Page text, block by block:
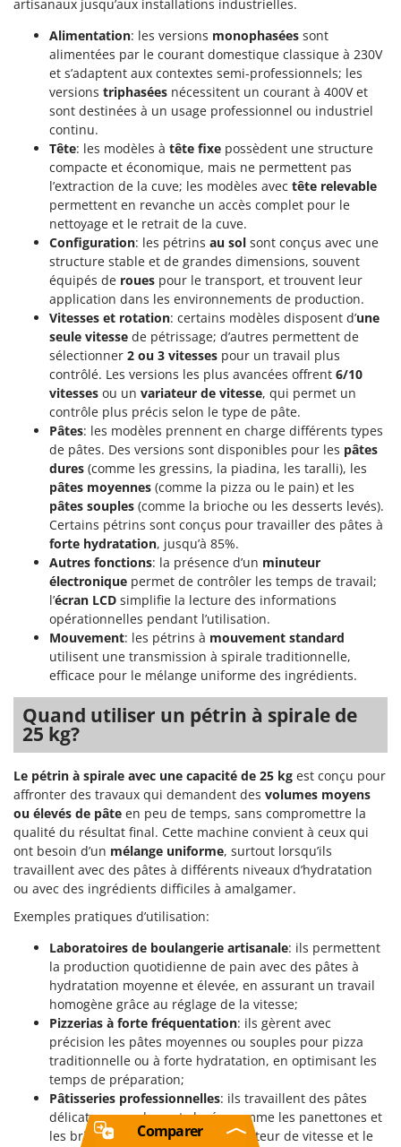
artisanaux jusqu’aux installations industrielles.
Alimentation: les versions monophasées sont
alimentées par le courant domestique classique à 230V
et s’adaptent aux contextes semi-professionnels; les
versions triphasées nécessitent un courant à 400V et
sont destinées à un usage professionnel ou industriel
continu.
Tête: les modèles à tête fixe possèdent une structure
compacte et économique, mais ne permettent pas
l’extraction de la cuve; les modèles avec tête relevable
permettent en revanche un accès complet pour le
nettoyage et le retrait de la cuve.
Configuration: les pétrins au sol sont conçus avec une
structure stable et de grandes dimensions, souvent
équipés de roues pour le transport, et trouvent leur
application dans les environnements de production.
Vitesses et rotation: certains modèles disposent d’une
seule vitesse de pétrissage; d’autres permettent de
sélectionner 2 ou 3 vitesses pour un travail plus
contrôlé. Les versions les plus avancées offrent 6/10
vitesses ou un variateur de vitesse, qui permet un
contrôle plus précis selon le type de pâte.
Pâtes: les modèles prennent en charge différents types
de pâtes. Des versions sont disponibles pour les pâtes
dures (comme les gressins, la piadina, les taralli), les
pâtes moyennes (comme la pizza ou le pain) et les
pâtes souples (comme la brioche ou les desserts levés).
Certains pétrins sont conçus pour travailler des pâtes à
forte hydratation, jusqu’à 85%.
Autres fonctions: la présence d’un minuteur
électronique permet de contrôler les temps de travail;
l’écran LCD simplifie la lecture des informations
opérationnelles pendant l’utilisation.
Mouvement: les pétrins à mouvement standard
utilisent une transmission à spirale traditionnelle,
efficace pour le mélange uniforme des ingrédients.
Quand utiliser un pétrin à spirale de
25 kg?
Le pétrin à spirale avec une capacité de 25 kg est conçu pour
affronter des travaux qui demandent des volumes moyens
ou élevés de pâte en peu de temps, sans compromettre la
qualité du résultat final. Cette machine convient à ceux qui
ont besoin d’un mélange uniforme, surtout lorsqu’ils
travaillent avec des pâtes à différents niveaux d’hydratation
ou avec des ingrédients difficiles à amalgamer.
Exemples pratiques d’utilisation:
Laboratoires de boulangerie artisanale: ils permettent
la production quotidienne de pain avec des pâtes à
hydratation moyenne et élevée, en assurant un travail
homogène grâce au réglage de la vitesse;
Pizzerias à forte fréquentation: ils gèrent avec
précision les pâtes moyennes ou souples pour pizza
traditionnelle ou à forte hydratation, en optimisant les
temps de préparation;
Pâtisseries professionnelles: ils travaillent des pâtes
délicates pour desserts levés, comme les panettones et
les brioches, en exploitant le variateur de vitesse et le
Comparer